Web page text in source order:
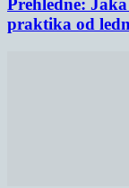
Přehledně:
praktika od